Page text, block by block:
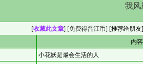
我风
[收藏此文章] [免费得晋江币] [推荐给朋友
内
小花妖是最会生活的人